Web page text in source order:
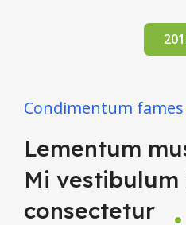
Condimentum
Lementum
Mi vestibulum
consectetur